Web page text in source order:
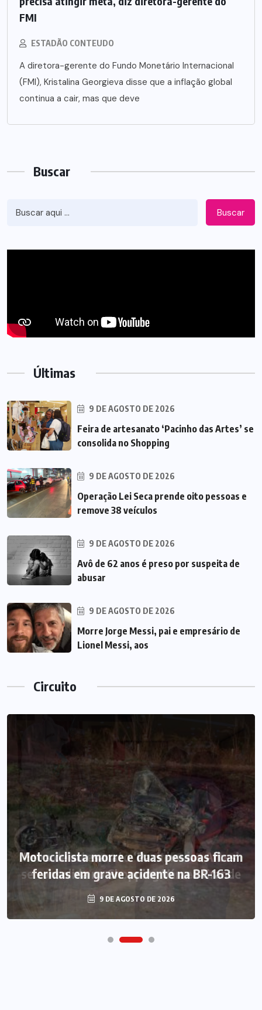
FMI
ESTADÃO CONTEUDO
A diretora-gerente do Fundo Monetário Internacional
(FMI), Kristalina Georgieva disse que a inflação global
continua a cair, mas que deve
Buscar
Buscar
Últimas
9 DE AGOSTO DE 2026
Feira de artesanato ‘Pacinho das Artes’ se
consolida no Shopping
9 DE AGOSTO DE 2026
Operação Lei Seca prende oito pessoas e
remove 38 veículos
9 DE AGOSTO DE 2026
Avô de 62 anos é preso por suspeita de
abusar
9 DE AGOSTO DE 2026
Morre Jorge Messi, pai e empresário de
Lionel Messi, aos
Circuito
Motociclista morre e duas pessoas ficam
feridas em grave acidente na BR-163
9 DE AGOSTO DE 2026